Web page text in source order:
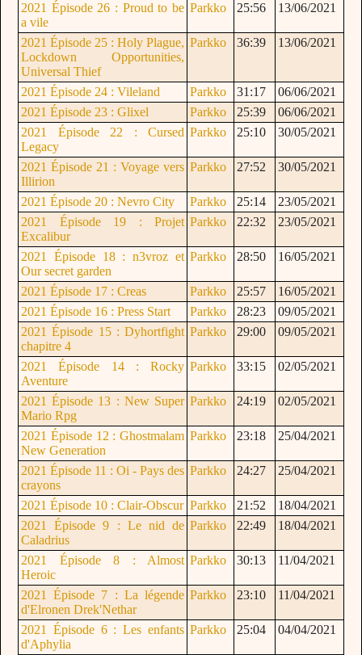
2021 Épisode 26 : Proud to be
a vile
Parkko 25:56 13/06/2021
2021 Épisode 25 : Holy Plague,
Lockdown Opportunities,
Universal Thief
Parkko 36:39 13/06/2021
2021 Épisode 24 : Vileland Parkko 31:17
06/06/2021
2021 Épisode 23 : Glixel
Parkko 25:39
06/06/2021
2021 Épisode 22 : Cursed
Legacy
Parkko 25:10 30/05/2021
2021 Épisode 21 : Voyage vers
Illirion
Parkko 27:52 30/05/2021
2021 Épisode 20 : Nevro City Parkko 25:14
23/05/2021
2021 Épisode 19 : Projet
Excalibur
Parkko 22:32 23/05/2021
2021 Épisode 18 : n3vroz et
Our secret garden
Parkko 28:50 16/05/2021
2021 Épisode 17 : Creas Parkko 25:57
16/05/2021
2021 Épisode 16 : Press Start
Parkko 28:23
09/05/2021
2021 Épisode 15 : Dyhortfight
chapitre 4
Parkko 29:00 09/05/2021
2021 Épisode 14 : Rocky
Aventure
Parkko 33:15 02/05/2021
2021 Épisode 13 : New Super
Mario Rpg
Parkko 24:19 02/05/2021
2021 Épisode 12 : Ghostmalam
New Generation
Parkko 23:18 25/04/2021
2021 Épisode 11 : Oi - Pays des
crayons
Parkko 24:27 25/04/2021
2021 Épisode 10 : Clair-Obscur Parkko 21:52
18/04/2021
2021 Épisode 9 : Le nid de
Caladrius
Parkko 22:49 18/04/2021
2021 Épisode 8 : Almost
Heroic
Parkko 30:13 11/04/2021
2021 Épisode 7 : La légende
d'Elronen Drek'Nethar
Parkko 23:10 11/04/2021
2021 Épisode 6 : Les enfants
d'Aphylia
Parkko 25:04 04/04/2021